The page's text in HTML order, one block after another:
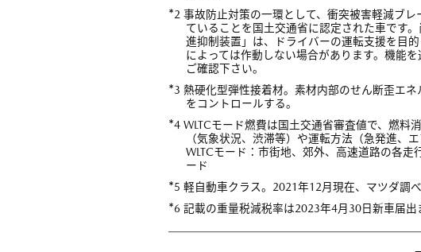
*2 事故防止対策の一環として、衝突被害軽減ブ
ていることを国土交通省に認定された車です
進抑制装置」は、ドライバーの運転支援を目
によっては作動しない場合があります。機能
ご確認下さい。
*3 熱硬化型弾性接着材。素材内部のせん断歪エ
をコントロールする。
*4 WLTCモード燃費は国土交通省審査値で、燃料
（気象状況、渋滞等）や運転方法（急発進、
WLTCモード：市街地、郊外、高速道路の各
ード
*5 軽自動車クラス。2021年12月現在、マツダ調べ
*6 記載の重量税減税率は2023年4月30日新車届出